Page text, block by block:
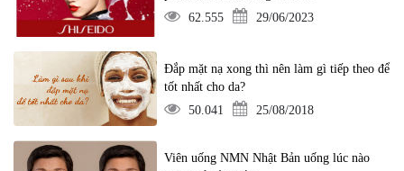
62.555
29/06/2023
Đắp mặt nạ xong thì nên làm gì tiếp theo để
tốt nhất cho da?
50.041
25/08/2018
Viên uống NMN Nhật Bản uống lúc nào